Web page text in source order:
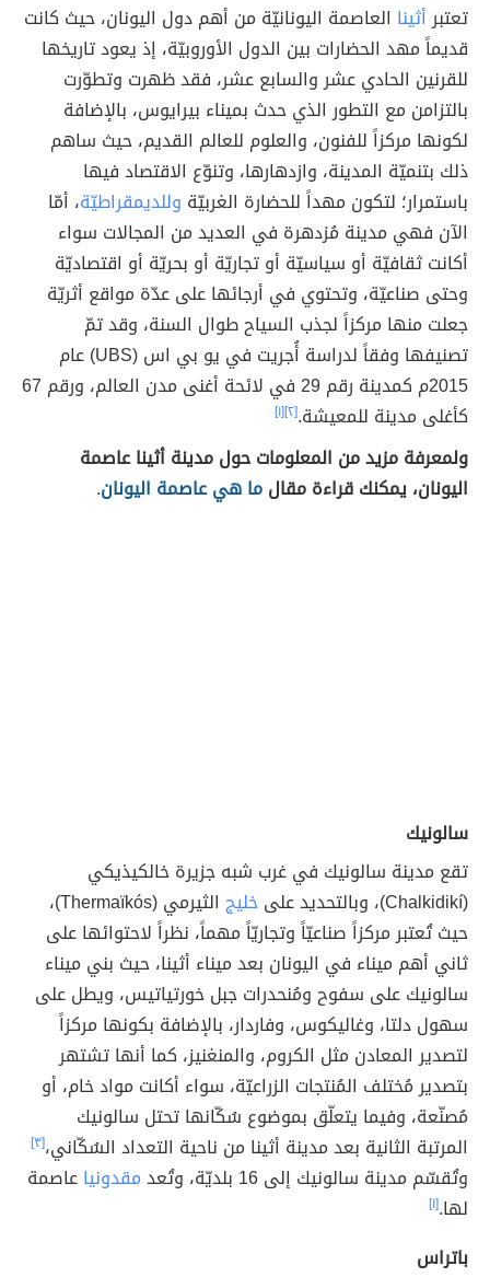
تعتبرأثينا العاصمة اليونانيّة من أهم دول اليونان، حيث كانت
قديماً مهد الحضارات بين الدول الأوروبيّة، إذ يعود تاريخها
للقرنين الحادي عشر والسابع عشر، فقد ظهرت وتطوّرت
بالتزامن مع التطور الذي حدث بميناء بيرايوس، بالإضافة
لكونها مركزاً للفنون، والعلوم للعالم القديم، حيث ساهم
ذلك بتنميّة المدينة، وازدهارها، وتنوّع الاقتصاد فيها
باستمرار؛ لتكون مهداً للحضارة الغربيّة وللديمقراطيّة، أمّا
الآن فهي مدينة مُزدهرة في العديد من المجالات سواء
أكانت ثقافيّة أو سياسيّة أو تجاريّة أو بحريّة أو اقتصاديّة
وحتى صناعيّة، وتحتوي في أرجائها على عدّة مواقع أثريّة
جعلت منها مركزاً لجذب السياح طوال السنة، وقد تمّ
تصنيفها وفقاً لدراسة أُجريت في يو بي اس (UBS) عام
2015م كمدينة رقم 29 في لائحة أغنى مدن العالم، ورقم 67
كأغلى مدينة للمعيشة.[٢] [١]
ولمعرفة مزيد من المعلومات حول مدينة أثينا عاصمة
اليونان، يمكنك قراءة مقالما هي عاصمة اليونان.
سالونيك
تقع مدينة سالونيك في غرب شبه جزيرة خالكيذيكي
(Chalkidikí)، وبالتحديد على
خليج
الثيرمي (Thermaïkós)،
حيث تُعتبر مركزاً صناعيّاً وتجاريّاً مهماً، نظراً لاحتوائها على
ثاني أهم ميناء في اليونان بعد ميناء أثينا، حيث بني ميناء
سالونيك على سفوح ومُنحدرات جبل خورتياتيس، ويطل على
سهول دلتا، وغاليكوس، وفاردار، بالإضافة بكونها مركزاً
لتصدير المعادن مثل الكروم، والمنغنيز، كما أنها تشتهر
بتصدير مُختلف المُنتجات الزراعيّة، سواء أكانت مواد خام، أو
مُصنّعة، وفيما يتعلّق بموضوع سُكّانها تحتل سالونيك
المرتبة الثانية بعد مدينة أثينا من ناحية التعداد السُكّاني،[٣]
وتُقسّم مدينة سالونيك إلى 16 بلديّة، وتُعد مقدونياعاصمة
لها.[١]
باتراس